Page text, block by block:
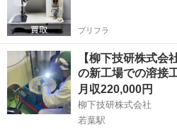
プリフラ
【柳下技研株式会
の新工場での溶接
月収220,000円
柳下技研株式会社
若葉駅